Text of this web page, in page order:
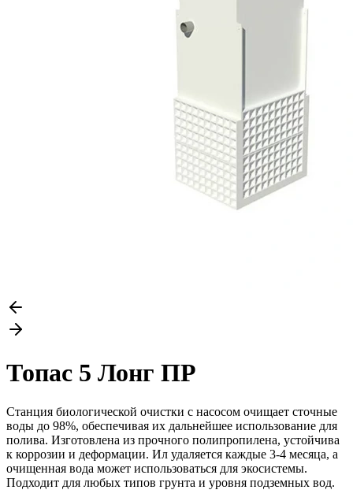
Топас 5 Лонг ПР
Станция биологической очистки с насосом очищает сточные
воды до 98%, обеспечивая их дальнейшее использование для
полива. Изготовлена из прочного полипропилена, устойчива
к коррозии и деформации. Ил удаляется каждые 3-4 месяца, а
очищенная вода может использоваться для экосистемы.
Подходит для любых типов грунта и уровня подземных вод.